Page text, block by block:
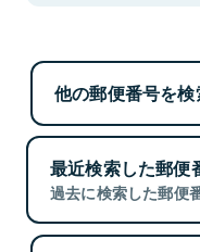
他の郵便番号を検
最近検索した郵便
過去に検索した郵便